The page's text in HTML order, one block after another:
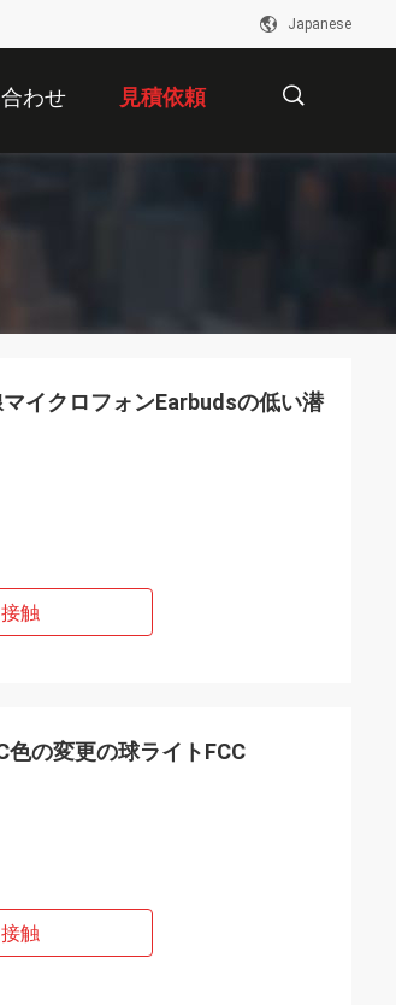
Japanese
わせ 見積依頼
イクロフォンEarbudsの低い潜
接触
色の変更の球ライトFCC
接触